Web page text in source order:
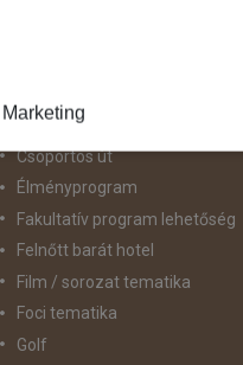
Csillagtúra
Csoportos út
Élményprogram
Fakultatív program lehetőség
Felnőtt barát hotel
Film / sorozat tematika
Foci tematika
Golf
Marketing